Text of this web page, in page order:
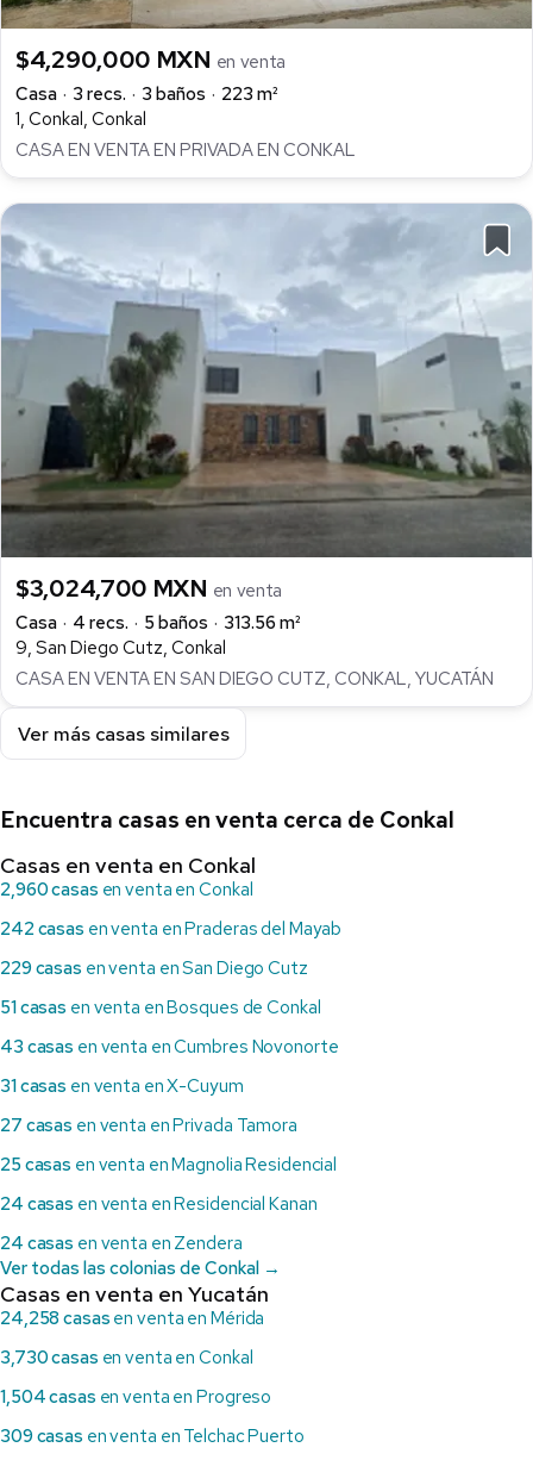
$4,290,000 MXN en venta
Casa
3 recs. 3 baños
223 m²
1, Conkal, Conkal
CASA EN VENTA EN PRIVADA EN CONKAL
$3,024,700 MXN en venta
Casa
4 recs. 5 baños
313.56 m²
9, San Diego Cutz, Conkal
CASA EN VENTA EN SAN DIEGO CUTZ, CONKAL, YUCATÁN
Ver más casas similares
Encuentra casas en venta cerca de Conkal
Casas en venta en Conkal
2,960 casas en venta en Conkal
242 casas en venta en Praderas del Mayab
229 casas en venta en San Diego Cutz
51 casas en venta en Bosques de Conkal
43 casas en venta en Cumbres Novonorte
31 casas en venta en X-Cuyum
27 casas en venta en Privada Tamora
25 casas en venta en Magnolia Residencial
24 casas en venta en Residencial Kanan
24 casas en venta en Zendera
Ver todas las colonias de Conkal →
Casas en venta en Yucatán
24,258 casas en venta en Mérida
3,730 casas en venta en Conkal
1,504 casas en venta en Progreso
309 casas en venta en Telchac Puerto